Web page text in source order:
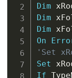
Dim
Dim
Dim
On
'Set
Set
If